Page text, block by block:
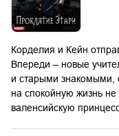
Корделия и Кейн
Впереди – новые
и старыми
на спокойную жизнь
валенсийскую